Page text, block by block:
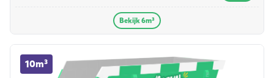
Bekijk 6m³
10m³
10m³ container huren